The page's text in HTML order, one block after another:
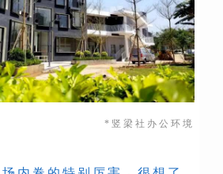
*竖 梁社办 公环 境